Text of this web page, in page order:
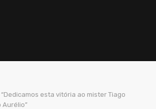
“Dedicamos esta vitória ao mister Tiago
Aurélio”